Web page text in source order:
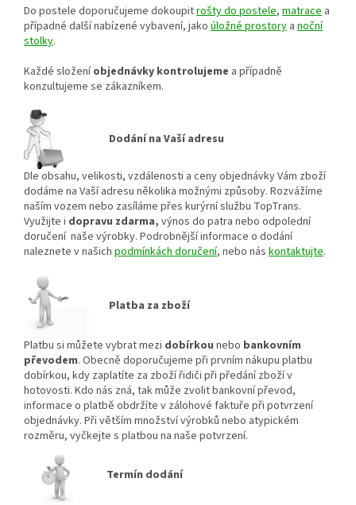
Do postele doporučujeme dokoupitrošty do postele, matrace a
případné další nabízené vybavení, jako úložné prostory a noční
stolky.
Každé složeníobjednávky kontrolujeme a případně
konzultujeme se zákazníkem.
Dodání na Vaší adresu
Dle obsahu, velikosti, vzdálenosti a ceny objednávky Vám zboží
dodáme na Vaší adresu několika možnými způsoby. Rozvážíme
naším vozem nebo zasíláme přes kurýrní službu TopTrans.
Využijte i dopravu zdarma, výnos do patra nebo odpolední
doručení naše výrobky. Podrobnější informace o dodání
naleznete v našich podmínkách doručení, nebo nás kontaktujte.
Platba za zboží
Platbu si můžete vybrat mezi dobírkou nebo bankovním
převodem. Obecně doporučujeme při prvním nákupu platbu
dobírkou, kdy zaplatíte za zboží řidiči při předání zboží v
hotovosti. Kdo nás zná, tak může zvolit bankovní převod,
informace o platbě obdržíte v zálohové faktuře při potvrzení
objednávky. Při větším množství výrobků nebo atypickém
rozměru, vyčkejte s platbou na naše potvrzení.
Termín dodání